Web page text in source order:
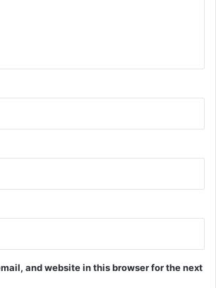
and website in this browser for the next